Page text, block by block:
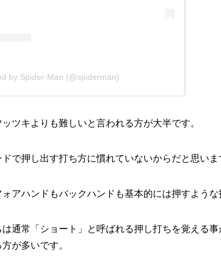
by Spider-Man (@spiderman)
ツキよりも難しいと言われる方が大半です。
で押し出す打ち方に慣れていないからだと思いま
アハンドもバックハンドも基本的には押すような
通常「ショート」と呼ばれる押し打ちを覚える
が多いです。